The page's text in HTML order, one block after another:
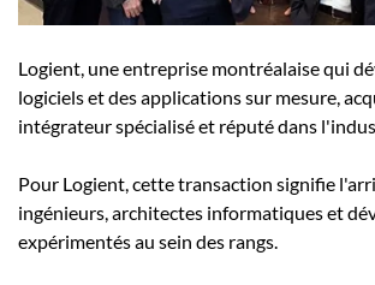
Logient, une entreprise montréalaisequi
logiciels et des applications sur mesure,
intégrateur spécialisé et réputé dans
Pour Logient, cette transaction signifie
ingénieurs, architectes informatiques et
expérimentés au sein des rangs.